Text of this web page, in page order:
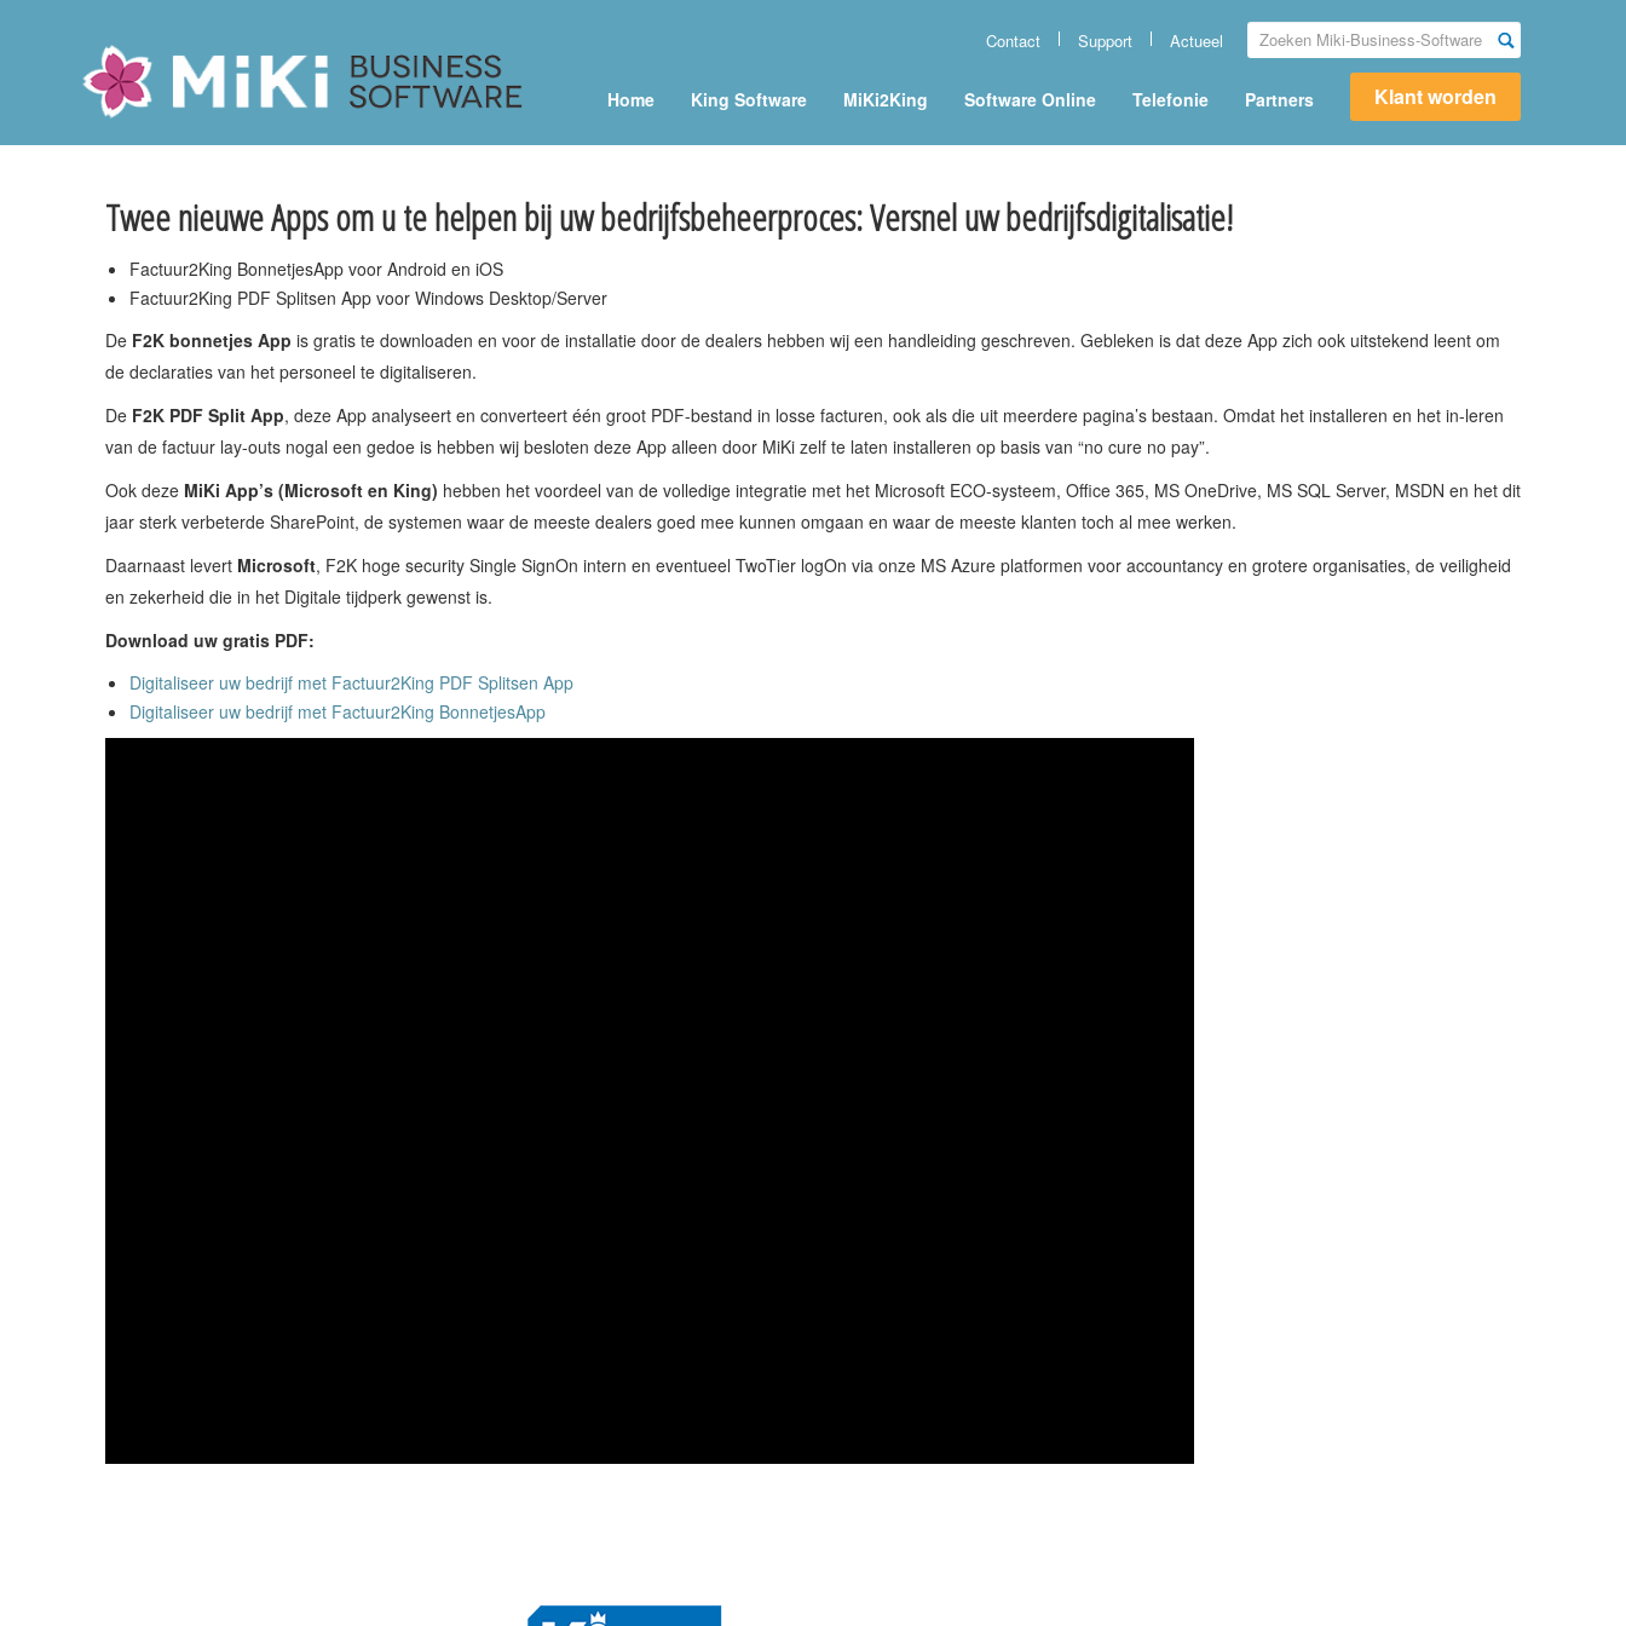
Miki-Business-Software
Home King Software MiKi2King Software Online Telefonie Partners Klant worden
Actueel
Support
Contact
Twee nieuwe Apps om u te helpen bij uw bedrijfsbeheerproces: Versnel uw bedrijfsdigitalisatie!
Factuur2King BonnetjesApp voor Android en iOS
Factuur2King PDF Splitsen App voor Windows Desktop/Server
De F2K bonnetjes App is gratis te downloaden en voor de installatie door de dealers hebben wij een handleiding geschreven. Gebleken is dat deze App zich ook uitstekend leent om
de declaraties van het personeel te digitaliseren.
De F2K PDF Split App, deze App analyseert en converteert één groot PDF-bestand in losse facturen, ook als die uit meerdere pagina’s bestaan. Omdat het installeren en het in-leren
van de factuur lay-outs nogal een gedoe is hebben wij besloten deze App alleen door MiKi zelf te laten installeren op basis van “no cure no pay”.
Ook deze MiKi App’s (Microsoft en King) hebben het voordeel van de volledige integratie met het Microsoft ECO-systeem, Office 365, MS OneDrive, MS SQL Server, MSDN en het dit
jaar sterk verbeterde SharePoint, de systemen waar de meeste dealers goed mee kunnen omgaan en waar de meeste klanten toch al mee werken.
Daarnaast levert Microsoft, F2K hoge security Single SignOn intern en eventueel TwoTier logOn via onze MS Azure platformen voor accountancy en grotere organisaties, de veiligheid
en zekerheid die in het Digitale tijdperk gewenst is.
Download uw gratis PDF:
Digitaliseer uw bedrijf met Factuur2King PDF Splitsen App
Digitaliseer uw bedrijf met Factuur2King BonnetjesApp